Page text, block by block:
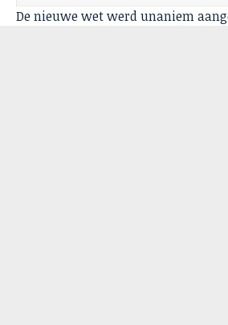
De nieuwe wet werd unaniem